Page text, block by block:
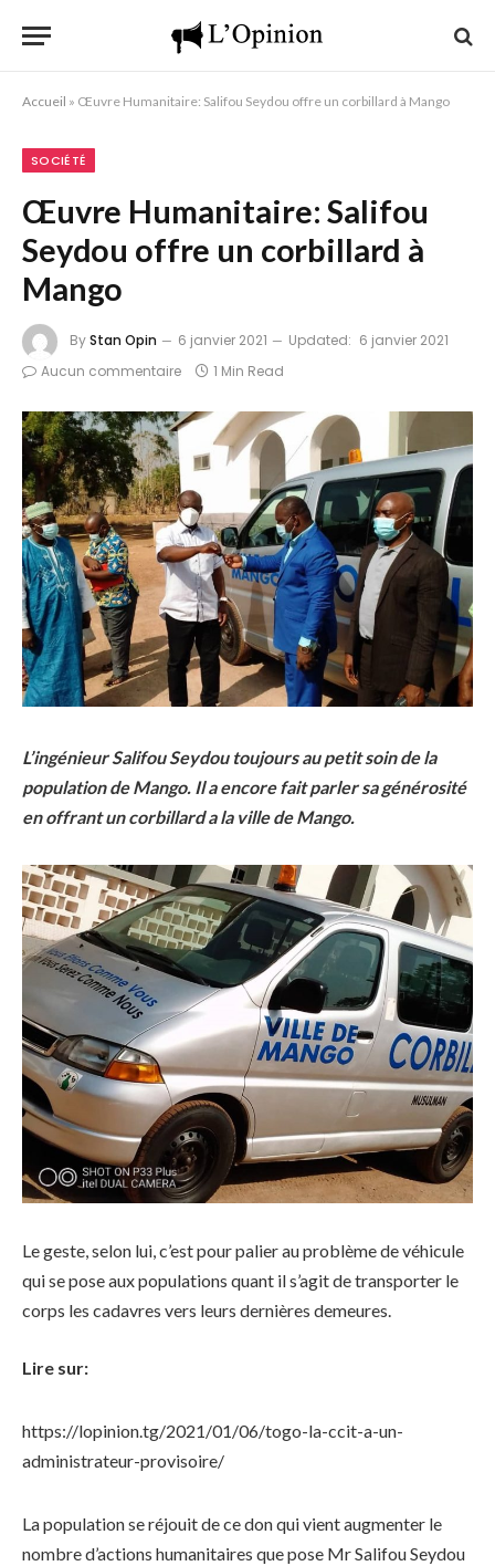
Accueil » Œuvre Humanitaire: Salifou Seydou offre un corbillard à Mango
SOCIÉTÉ
Œuvre Humanitaire: Salifou
Seydou offre un corbillard à
Mango
ByStan Opin 6 janvier 2021 Updated: 6 janvier 2021
Aucun commentaire
1 Min Read
L’ingénieur Salifou Seydou toujours au petit soin de la
population de Mango. Il a encore fait parler sa générosité
en offrant un corbillard a la ville de Mango.
Le geste, selon lui, c’est pour palier au problème de véhicule
qui se pose aux populations quant il s’agit de transporter le
corps les cadavres vers leurs dernières demeures.
Lire sur:
https://lopinion.tg/2021/01/06/togo-la-ccit-a-un-
administrateur-provisoire/
La population se réjouit de ce don qui vient augmenter le
nombre d’actions humanitaires que pose Mr Salifou Seydou